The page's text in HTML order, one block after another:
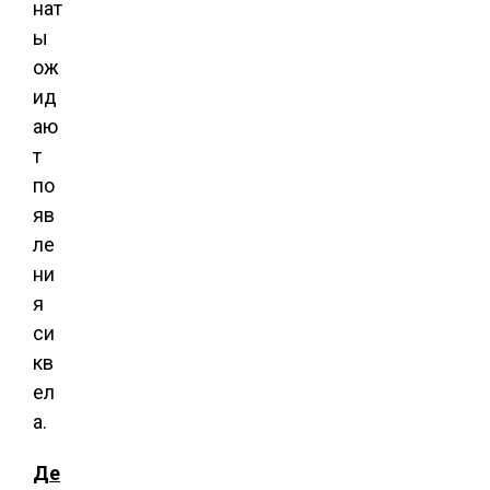
нат
ы
ож
ид
аю
т
по
яв
ле
ни
я
си
кв
ел
а.
Де